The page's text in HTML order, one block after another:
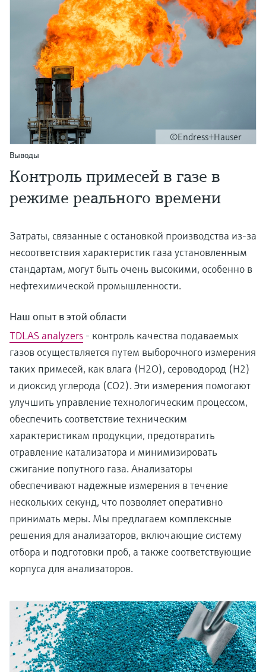
©Endress+Hauser
Выводы
Контроль примесей в газе в
режиме реального времени
Затраты, связанные с остановкой производства из-за
несоответствия характеристик газа установленным
стандартам, могут быть очень высокими, особенно в
нефтехимической промышленности.
Наш опыт в этой области
TDLAS analyzers - контроль качества подаваемых
газов осуществляется путем выборочного измерения
таких примесей, как влага (H2O), сероводород (H2)
и диоксид углерода (CO2). Эти измерения помогают
улучшить управление технологическим процессом,
обеспечить соответствие техническим
характеристикам продукции, предотвратить
отравление катализатора и минимизировать
сжигание попутного газа. Анализаторы
обеспечивают надежные измерения в течение
нескольких секунд, что позволяет оперативно
принимать меры. Мы предлагаем комплексные
решения для анализаторов, включающие систему
отбора и подготовки проб, а также соответствующие
корпуса для анализаторов.